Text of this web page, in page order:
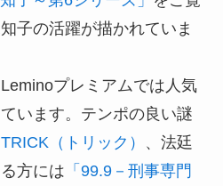
子の活躍が描かれていま
プレミアムでは人気
います。テンポの良い謎
TRICK（トリック）
、法廷
方には 「99.9－刑事専門